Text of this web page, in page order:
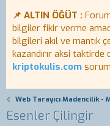
📌 ALTIN ÖĞÜT :
bilgiler fikir verme
bilgileri akıl ve mantık
kazandırır aksi
kriptokulis.com
Web Tarayıcı Madencilik -
Esenler Çilingir